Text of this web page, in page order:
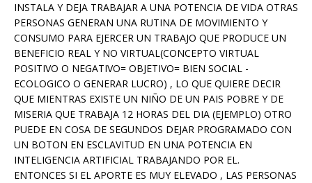
INSTALA Y DEJA TRABAJAR A UNA POTENCIA DE VIDA OTRAS
PERSONAS GENERAN UNA RUTINA DE MOVIMIENTO Y
CONSUMO PARA EJERCER UN TRABAJO QUE PRODUCE UN
BENEFICIO REAL Y NO VIRTUAL(CONCEPTO VIRTUAL
POSITIVO O NEGATIVO= OBJETIVO= BIEN SOCIAL -
ECOLOGICO O GENERAR LUCRO) , LO QUE QUIERE DECIR
QUE MIENTRAS EXISTE UN NIÑO DE UN PAIS POBRE Y DE
MISERIA QUE TRABAJA 12 HORAS DEL DIA (EJEMPLO) OTRO
PUEDE EN COSA DE SEGUNDOS DEJAR PROGRAMADO CON
UN BOTON EN ESCLAVITUD EN UNA POTENCIA EN
INTELIGENCIA ARTIFICIAL TRABAJANDO POR EL.
ENTONCES SI EL APORTE ES MUY ELEVADO , LAS PERSONAS